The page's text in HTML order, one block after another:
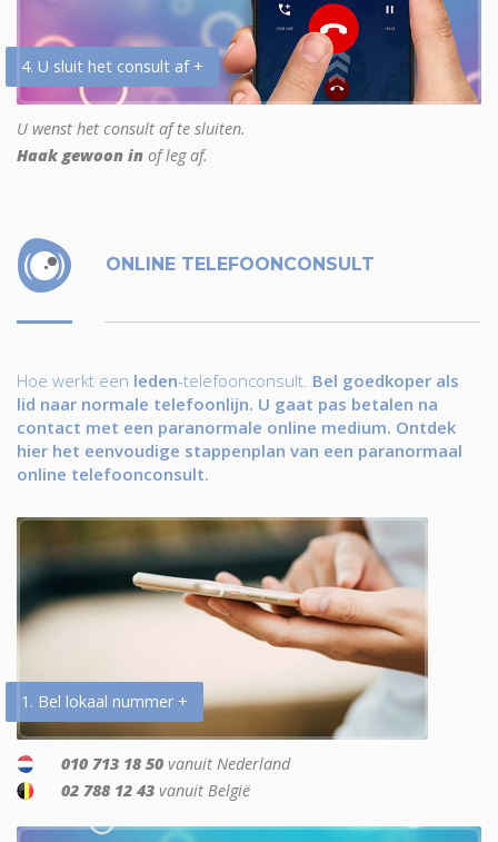
4. U sluit het consult af +
U wenst het consult af te sluiten.
Haak gewoon in of leg af.
ONLINE TELEFOONCONSULT
Hoe werkt een leden-telefoonconsult. Bel goedkoper als
lid naar normale telefoonlijn. U gaat pas betalen na
contact met een paranormale online medium. Ontdek
hier het eenvoudige stappenplan van een paranormaal
online telefoonconsult.
1. Bel lokaal nummer +
010 713 18 50 vanuit Nederland
02 788 12 43 vanuit België